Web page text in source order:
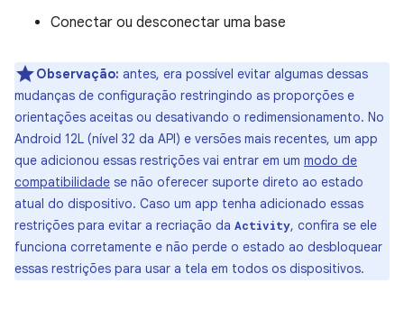
Conectar ou desconectar uma base
Observação: antes, era possível evitar algumas dessas
mudanças de configuração restringindo as proporções e
orientações aceitas ou desativando o redimensionamento. No
Android 12L (nível 32 da API) e versões mais recentes, um app
que adicionou essas restrições vai entrar em um modo de
compatibilidade se não oferecer suporte direto ao estado
atual do dispositivo. Caso um app tenha adicionado essas
restrições para evitar a recriação da Activity, confira se ele
funciona corretamente e não perde o estado ao desbloquear
essas restrições para usar a tela em todos os dispositivos.